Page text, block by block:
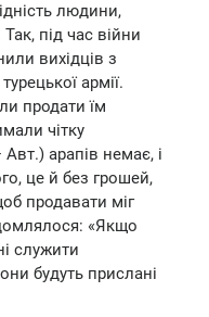
людини,
під час війни
вихідців з
армії.
продати їм
чітку
Авт.) арапів немає, і
це й без грошей,
продавати міг
«Якщо
служити
будуть прислані